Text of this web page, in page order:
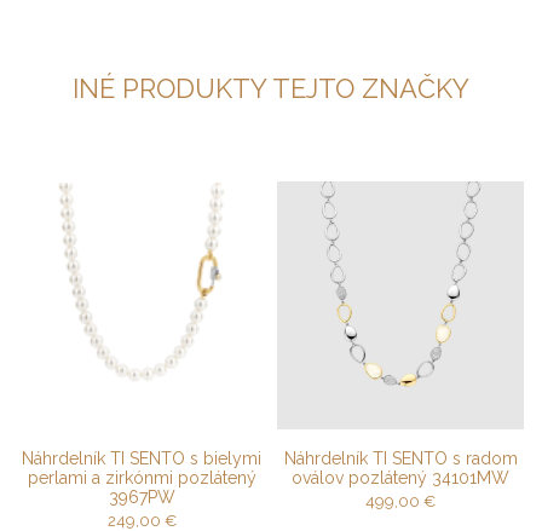
INÉ PRODUKTY TEJTO ZNAČKY
Náhrdelník TI SENTO s bielymi
perlami a zirkónmi pozlátený
3967PW
249,00 €
Náhrdelník TI SENTO s radom
oválov pozlátený 34101MW
499,00 €